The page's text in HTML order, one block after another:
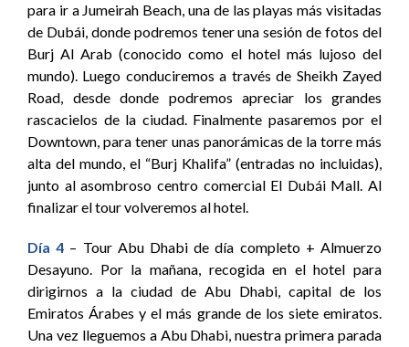
para ir a Jumeirah Beach, una de las playas más visitadas
de Dubái, donde podremos tener una sesión de fotos del
Burj Al Arab (conocido como el hotel más lujoso del
mundo). Luego conduciremos a través de Sheikh Zayed
Road, desde donde podremos apreciar los grandes
rascacielos de la ciudad. Finalmente pasaremos por el
Downtown, para tener unas panorámicas de la torre más
alta del mundo, el “Burj Khalifa” (entradas no incluidas),
junto al asombroso centro comercial El Dubái Mall. Al
finalizar el tour volveremos al hotel.
Día 4 – Tour Abu Dhabi de día completo + Almuerzo
Desayuno. Por la mañana, recogida en el hotel para
dirigirnos a la ciudad de Abu Dhabi, capital de los
Emiratos Árabes y el más grande de los siete emiratos.
Una vez lleguemos a Abu Dhabi, nuestra primera parada